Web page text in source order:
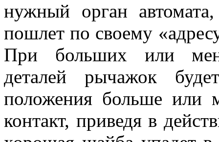
нужный орган
пошлет по своему
При больших или
деталей рычажок
положения больше или
контакт, приведя в